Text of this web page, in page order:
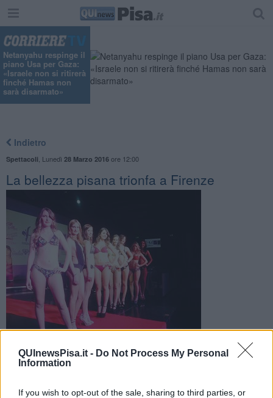
QUInewsPisa.it - Do Not Process My Personal
Information
If you wish to opt-out of the sale, sharing to third parties, or
Netanyahu respinge il
piano Usa per Gaza:
«Israele non si ritirerà
finché Hamas non
sarà disarmato»
Indietro
Spettacoli Lunedì 28 Marzo 2016ore 12:00
La bellezza pisana trionfa a Firenze
La tappa fiorentina di Miss Mondo Toscana vinta dalla pisana
Eleonora Moriti che precede Katia Trafeli di Volterra e Sofia